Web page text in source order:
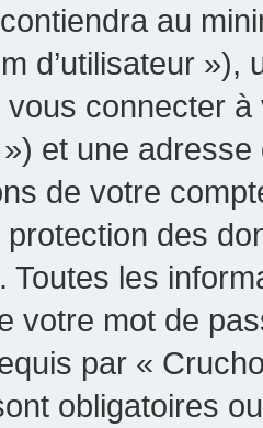
au
d’utilisateur
vous connecter
et une
de votre
des
Toutes les
votre mot de
par «
obligatoires